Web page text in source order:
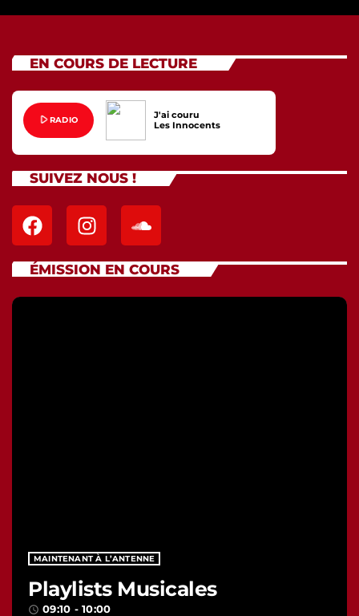
EN COURS DE LECTURE
play_arrowRADIO
J'ai couru
Les Innocents
SUIVEZ NOUS !
ÉMISSION EN COURS
MAINTENANT À L’ANTENNE
Playlists Musicales
access_time 09:10 - 10:00